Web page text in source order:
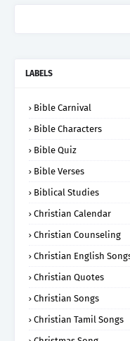
LABELS
Bible Carnival
Bible Characters
Bible Quiz
Bible Verses
Biblical Studies
Christian Calendar
Christian Counseling
Christian English
Christian Quotes
Christian Songs
Christian Tamil Songs